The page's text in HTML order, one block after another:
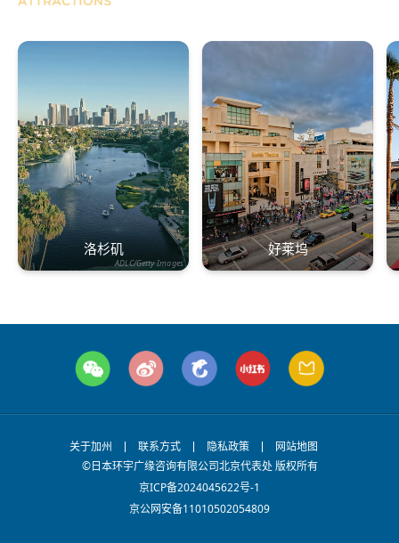
ADLC/Getty Images
洛杉矶 好莱坞
关于加州 联系方式 隐私政策
网站地图
©日本环宇广缘咨询有限公司北京代表处 版权所有
京ICP备2024045622号-1
京公网安备11010502054809